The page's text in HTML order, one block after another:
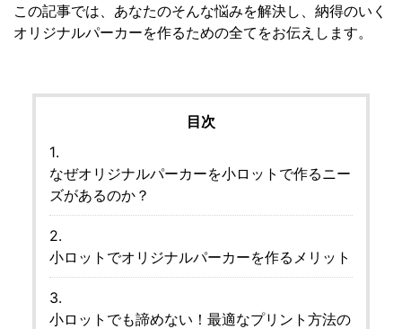
この記事では、あなたのそんな悩みを解決し、納得のいく
オリジナルパーカーを作るための全てをお伝えします。
目次
なぜオリジナルパーカーを小ロットで作るニー
ズがあるのか？
小ロットでオリジナルパーカーを作るメリット
小ロットでも諦めない！最適なプリント方法の